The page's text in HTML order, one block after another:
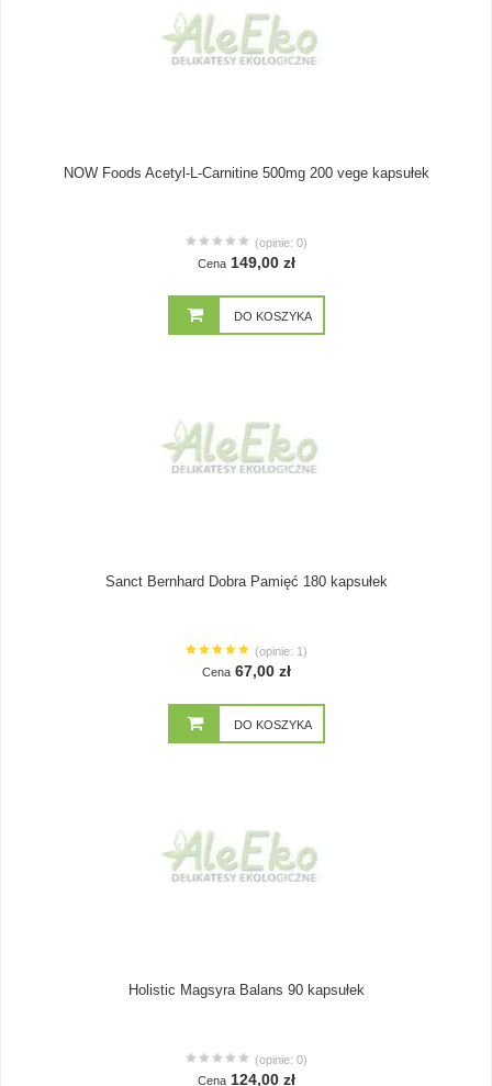
NOW Foods Acetyl-L-Carnitine 500mg 200 vege kapsułek
(opinie: 0)
Cena 149,00 zł
DO KOSZYKA
Sanct Bernhard Dobra Pamięć 180 kapsułek
(opinie: 1)
Cena 67,00 zł
DO KOSZYKA
Holistic Magsyra Balans 90 kapsułek
(opinie: 0)
Cena 124,00 zł